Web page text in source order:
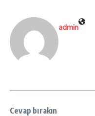
admin
Cevap bırakın